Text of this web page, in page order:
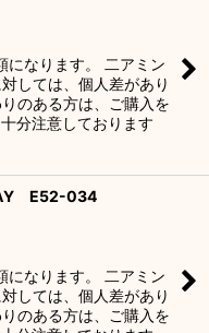
なります。 二アミン
しては、個人差があり
のある方は、ご購入を
分注意しております
E52-034
なります。 二アミン
しては、個人差があり
のある方は、ご購入を